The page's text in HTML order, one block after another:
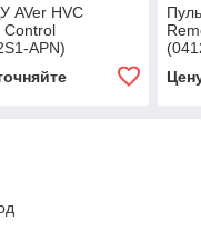
AVer HVC
Control
APN)